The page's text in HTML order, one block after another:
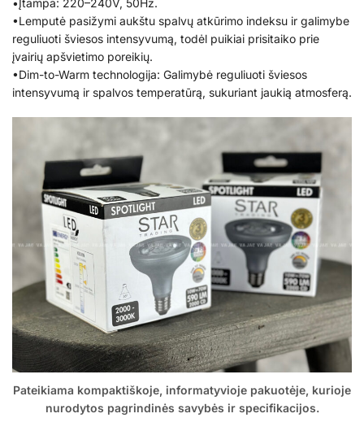
•Lemputė pasižymi aukštu spalvų atkūrimo indeksu ir galimybe
reguliuoti šviesos intensyvumą, todėl puikiai prisitaiko prie
įvairių apšvietimo poreikių.
•Dim-to-Warm technologija: Galimybė reguliuoti šviesos
intensyvumą ir spalvos temperatūrą, sukuriant jaukią atmosferą.
Pateikiama kompaktiškoje, informatyvioje pakuotėje, kurioje
nurodytos pagrindinės savybės ir specifikacijos.